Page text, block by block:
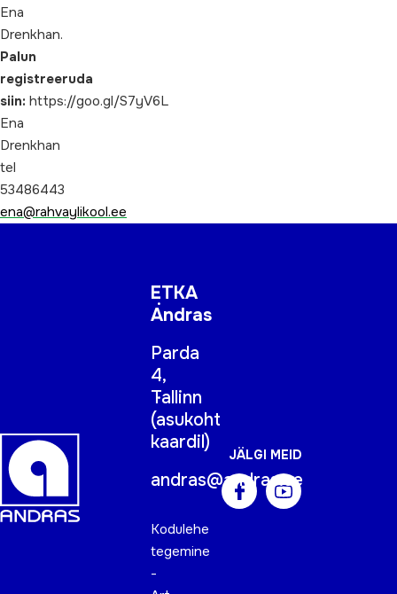
Ena
Drenkhan.
Palun
registreeruda
siin: https://goo.gl/S7yV6L
Ena
Drenkhan
tel
53486443
ena@rahvaylikool.ee
ETKA
Andras
Parda
4,
Tallinn
(asukoht
kaardil)
andras@andras.ee
Kodulehe
tegemine
-
JÄLGI MEID